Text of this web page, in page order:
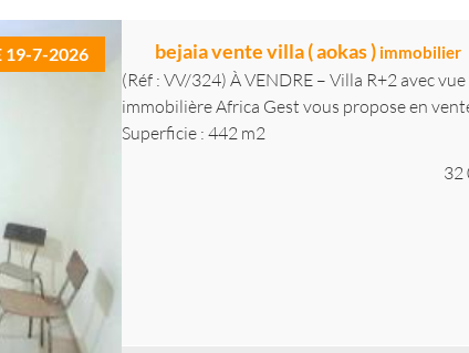
19-7-2026 bejaia vente villa ( aokas ) immobilier
(Réf : VV/324) À VENDRE – Villa R+2 avec
immobilière Africa Gest vous propose en
Superficie : 442 m2
32